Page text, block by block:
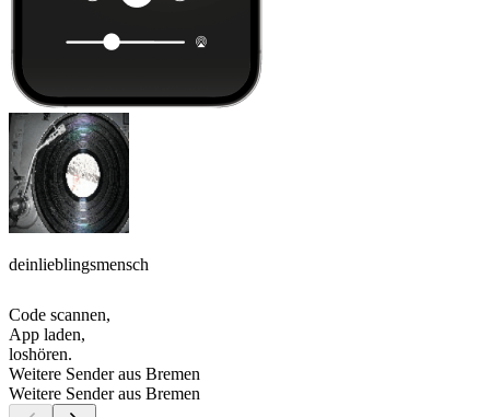
deinlieblingsmensch
Code scannen,
App laden,
loshören.
Weitere Sender aus Bremen
Weitere Sender aus Bremen